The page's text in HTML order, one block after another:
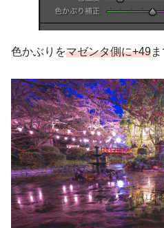
色かぶりをマゼンタ側に+49